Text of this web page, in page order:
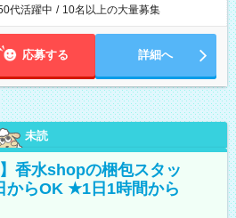
代活躍中 / 10名以上の大量募集
応募する 詳細へ
未読
香水shopの梱包スタッ
らOK ★1日1時間から